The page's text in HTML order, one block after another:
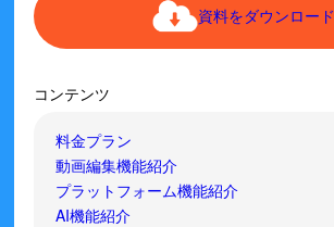
資料をダウンロード
コンテンツ
料金プラン
動画編集機能紹介
プラットフォーム機能紹介
AI機能紹介